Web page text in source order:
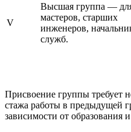
V
Высшая группа —
мастеров, старших
инженеров,
служб.
Присвоение группы требует
стажа работы в предыдущей
зависимости от образования